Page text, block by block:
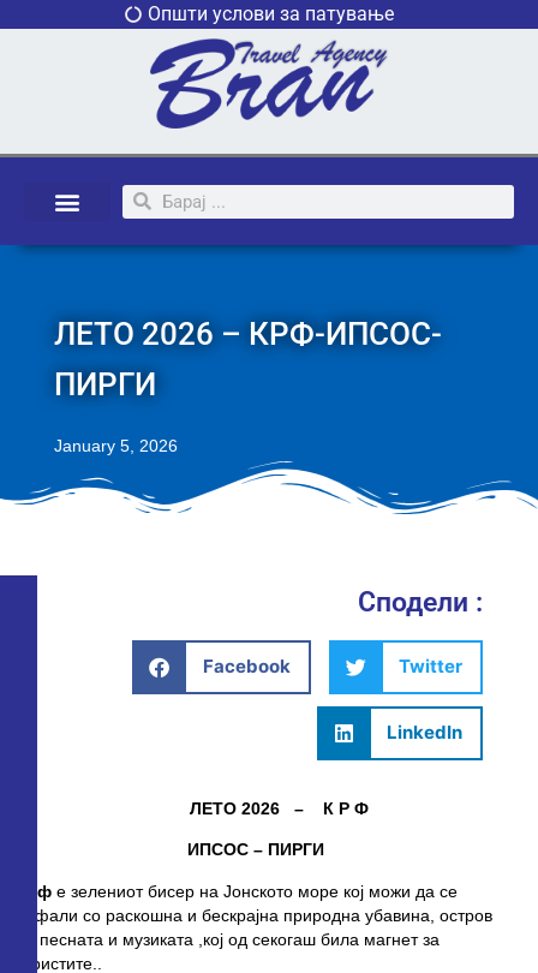
Општи услови за патување
ЛЕТО 2026 – КРФ-ИПСОС-
ПИРГИ
January 5, 2026
Сподели :
Facebook Twitter
LinkedIn
ЛЕТО 2026 – К Р Ф
ИПСОС – ПИРГИ
Крф е зелениот бисер на Јонското море кој можи да се
пофали со раскошна и бескрајна природна убавина, остров
на песната и музиката ,кој од секогаш била магнет за
туристите..